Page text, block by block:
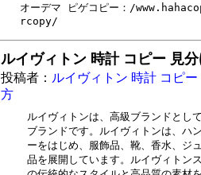
オーデマ ピゲコピー：/
rcopy/
ルイヴィトン 時計 コピー 見
投稿者： ルイヴィトン 時計 コピー
方
ルイヴィトンは、高級ブランドとし
ブランドです。ルイヴィトンは、ハ
ーをはじめ、服飾品、靴、香水、ジ
品を展開しています。ルイヴィトン